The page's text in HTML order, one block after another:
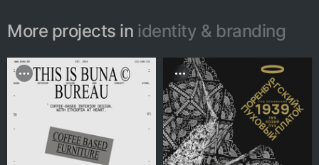
More projects in identity & branding